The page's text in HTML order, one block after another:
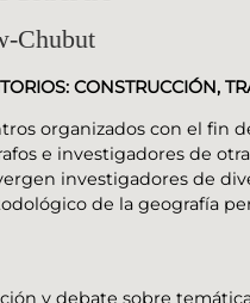
Chubut
CONSTRUCCIÓN,
organizados con el
e investigadores de
investigadores de
de la geografía
y debate sobre